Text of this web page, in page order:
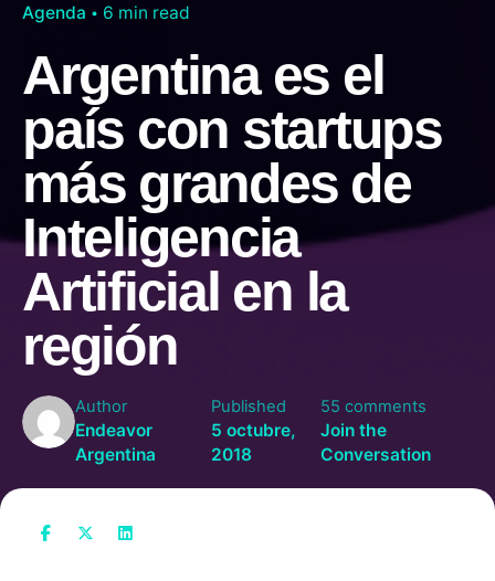
Agenda 6 min read
Argentina es el
país con startups
más grandes de
Inteligencia
Artificial en la
región
Author
Endeavor
Argentina
Published
5 octubre,
2018
55 comments
Join the
Conversation